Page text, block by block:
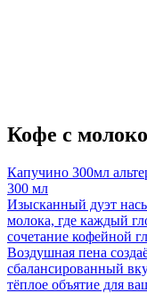
Кофе с
Капучино 300мл
300 мл
Изысканный дуэт
молока, где каждый
сочетание кофейной
Воздушная пена
сбалансированный
тёплое объятие для